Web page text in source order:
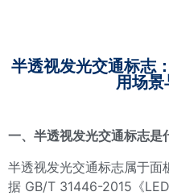
半透视发光交通标志
用场景
一、半透视发光交通标志是
半透视发光交通标志属于面
据 GB/T 31446-2015《